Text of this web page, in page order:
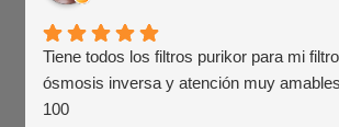
Tiene todos los filtros purikor para mi
ósmosis inversa y atención muy
100